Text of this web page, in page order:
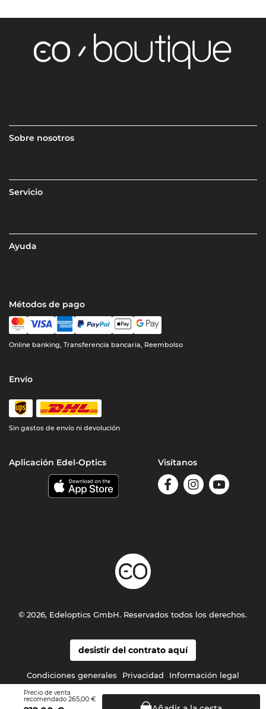
Precio de venta
recomendado 265,00 €
Sobre nosotros
Servicio
Ayuda
Métodos de pago
Online banking, Transferencia bancaria, Reembolso
Envío
Sin gastos de envío ni devolución
Aplicación Edel-Optics Visítanos
desistir del contrato aquí
Condiciones generales Privacidad Información legal
© 2026, Edeloptics GmbH. Reservados todos los derechos.